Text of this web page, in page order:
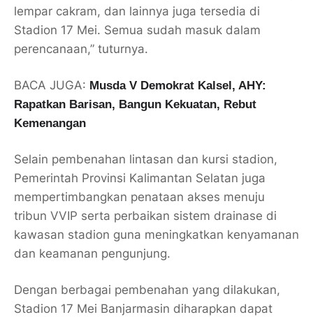
lempar cakram, dan lainnya juga tersedia di
Stadion 17 Mei. Semua sudah masuk dalam
perencanaan,” tuturnya.
BACA JUGA: Musda V Demokrat Kalsel, AHY:
Rapatkan Barisan, Bangun Kekuatan, Rebut
Kemenangan
Selain pembenahan lintasan dan kursi stadion,
Pemerintah Provinsi Kalimantan Selatan juga
mempertimbangkan penataan akses menuju
tribun VVIP serta perbaikan sistem drainase di
kawasan stadion guna meningkatkan kenyamanan
dan keamanan pengunjung.
Dengan berbagai pembenahan yang dilakukan,
Stadion 17 Mei Banjarmasin diharapkan dapat